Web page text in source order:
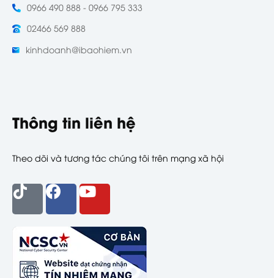
0966 490 888 - 0966 795 333
02466 569 888
kinhdoanh@ibaohiem.vn
Thông tin liên hệ
Theo dõi và tương tác chúng tôi trên mạng xã hội